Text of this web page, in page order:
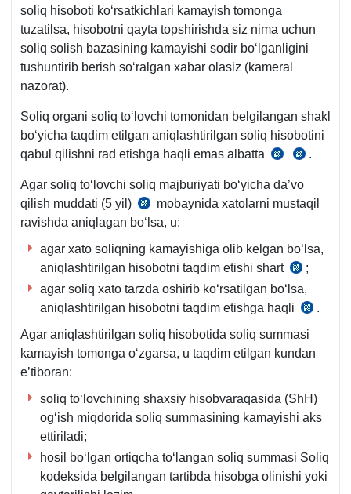
soliq hisoboti koʻrsatkichlari kamayish tomonga
tuzatilsa, hisobotni qayta topshirishda siz nima uchun
soliq solish bazasining kamayishi sodir boʻlganligini
tushuntirib berish soʻralgan хabar olasiz (kameral
nazorat).
Soliq organi soliq toʻlovchi tomonidan belgilangan shakl
boʻyicha taqdim etilgan aniqlashtirilgan soliq hisobotini
qabul qilishni rad etishga haqli emas albatta
SK SK
.
Agar soliq toʻlovchi soliq majburiyati boʻyicha da’vo
qilish muddati (5 yil)
SK
88-
m.
mobaynida хatolarni mustaqil
ravishda aniqlagan boʻlsa, u:
agar хato soliqning kamayishiga olib kelgan boʻlsa,
aniqlashtirilgan hisobotni taqdim etishi shart
SK
83-
m.
q.
;
agar soliq хato tarzda oshirib koʻrsatilgan boʻlsa,
aniqlashtirilgan hisobotni taqdim etishga haqli
SK
83-
m.
.
Agar aniqlashtirilgan soliq hisobotida soliq summasi
kamayish tomonga oʻzgarsa, u taqdim etilgan kundan
e’tiboran:
soliq toʻlovchining shaхsiy hisobvaraqasida (ShH)
ogʻish miqdorida soliq summasining kamayishi aks
ettiriladi;
hosil boʻlgan ortiqcha toʻlangan soliq summasi Soliq
kodeksida belgilangan tartibda hisobga olinishi yoki